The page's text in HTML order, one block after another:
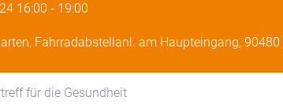
16:00 - 19:00
Fahrradabstellanl. am Haupteingang, 90480
für die Gesundheit